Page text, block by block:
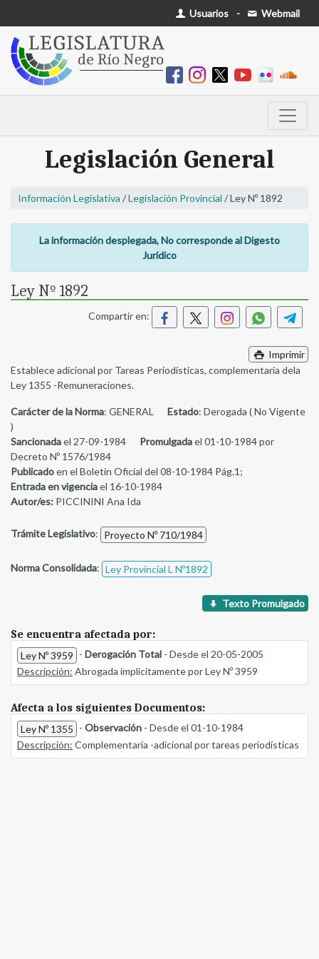
Usuarios - Webmail
Legislación General
Información Legislativa /Legislación Provincial / Ley Nº 1892
La información desplegada, No corresponde al Digesto
Jurídico
Ley Nº 1892
Compartir en:
Imprimir
Establece adicional por Tareas Periodísticas, complementaria dela
Ley 1355 -Remuneraciones.
Carácter de la Norma: GENERAL Estado: Derogada ( No Vigente
)
Sancionadael 27-09-1984 Promulgadael 01-10-1984 por
Decreto Nº 1576/1984
Publicadoen el Boletín Oficial del 08-10-1984 Pág.1;
Entrada en vigenciael 16-10-1984
Autor/es: PICCININI Ana Ida
Trámite Legislativo: Proyecto Nº 710/1984
Norma Consolidada: Ley Provincial L Nº1892
Texto Promulgado
Se encuentra afectada por:
Ley Nº 3959 - Derogación Total - Desde el 20-05-2005
Descripción: Abrogada implicitamente por Ley Nº 3959
Afecta a los siguientes Documentos:
Ley Nº 1355 - Observación - Desde el 01-10-1984
Descripción: Complementaria -adicional por tareas periodísticas